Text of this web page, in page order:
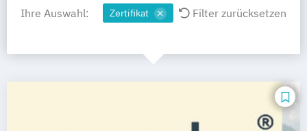
Ihre Auswahl: Zertifikat Filter zurücksetzen